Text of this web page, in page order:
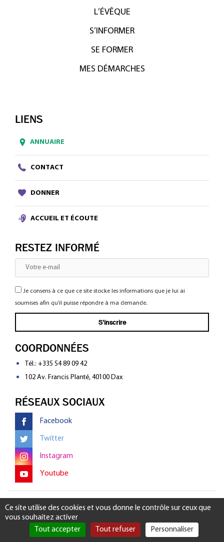
Rechercher
L’ÉVÊQUE
S’INFORMER
SE FORMER
MES DÉMARCHES
LIENS
ANNUAIRE
CONTACT
DONNER
ACCUEIL ET ÉCOUTE
RESTEZ INFORMÉ
Je consens à ce que ce site stocke les informations que je lui ai
soumises afin qu’il puisse répondre à ma demande.
COORDONNÉES
Tél.: +335 54 89 09 42
102 Av. Francis Planté, 40100 Dax
RÉSEAUX SOCIAUX
Facebook
Twitter
Instagram
Youtube
Mentions légales -Gérer mon consentement
Ce site utilise des cookies et vous donne le contrôle sur ceux que
vous souhaitez activer
Tout accepter
Tout refuser Personnaliser